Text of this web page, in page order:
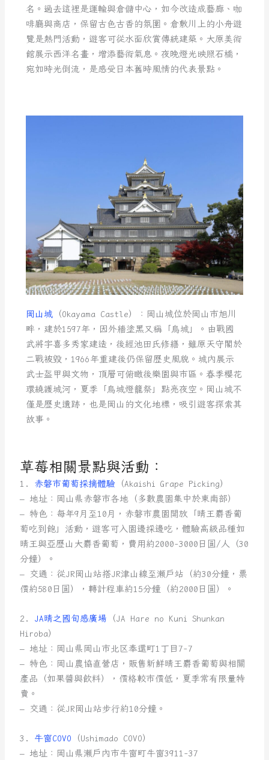
名。過去這裡是運輸與倉儲中心，如今改造成藝廊、咖
啡廳與商店，保留古色古香的氛圍。倉敷川上的小舟遊
覽是熱門活動，遊客可從水面欣賞傳統建築。大原美術
館展示西洋名畫，增添藝術氣息。夜晚燈光映照石橋，
宛如時光倒流，是感受日本舊時風情的代表景點。
岡山城 （Okayama Castle）：岡山城位於岡山市旭川
畔，建於1597年，因外牆塗黑又稱「烏城」。由戰國
武將宇喜多秀家建造，後經池田氏修繕，雖原天守閣於
二戰被毀，1966年重建後仍保留歷史風貌。城內展示
武士盔甲與文物，頂層可俯瞰後樂園與市區。春季櫻花
環繞護城河，夏季「烏城燈籠祭」點亮夜空。岡山城不
僅是歷史遺跡，也是岡山的文化地標，吸引遊客探索其
故事。
草莓相關景點與活動：
1. 赤磐市葡萄採摘體驗 （Akaishi Grape Picking）
– 地址：岡山県赤磐市各地（多數農園集中於東南部）
– 特色：每年9月至10月，赤磐市農園開放「晴王麝香葡
萄吃到飽」活動，遊客可入園邊採邊吃，體驗高級品種如
晴王與亞歷山大麝香葡萄，費用約2000-3000日圓/人（30
分鐘）。
– 交通：從JR岡山站搭JR津山線至瀬戶站（約30分鐘，票
價約580日圓），轉計程車約15分鐘（約2000日圓）。
2. JA晴之國旬感廣場 （JA Hare no Kuni Shunkan
Hiroba）
– 地址：岡山県岡山市北区奉還町1丁目7-7
– 特色：岡山農協直營店，販售新鮮晴王麝香葡萄與相關
產品（如果醬與飲料），價格較市價低，夏季常有限量特
賣。
– 交通：從JR岡山站步行約10分鐘。
3. 牛窗COVO （Ushimado COVO）
– 地址：岡山県瀬戶内市牛窗町牛窗3911-37